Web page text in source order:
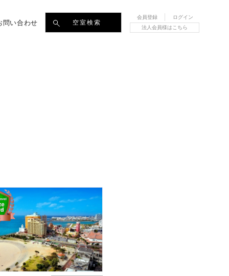
問い合わせ 空室検索
会員登録
ログイン
法人会員様はこちら